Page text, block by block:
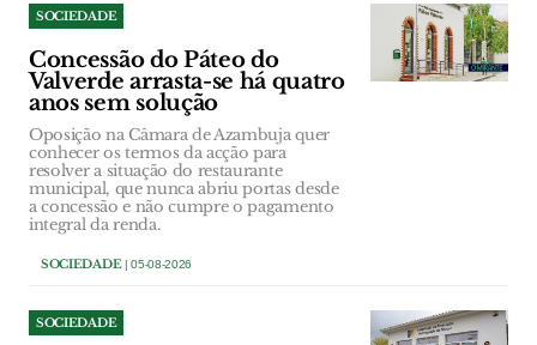
SOCIEDADE
Concessão do Páteo do
Valverde arrasta-se há quatro
anos sem solução
Oposição na Câmara de Azambuja quer
conhecer os termos da acção para
resolver a situação do restaurante
municipal, que nunca abriu portas desde
a concessão e não cumpre o pagamento
integral da renda.
SOCIEDADE| 05-08-2026
SOCIEDADE